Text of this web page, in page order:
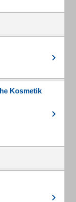
Kosmetik